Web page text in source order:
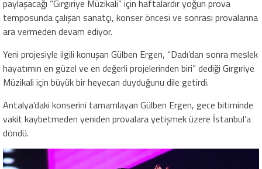
paylaşacağı “Gırgıriye Müzikali” için haftalardır yoğun prova
temposunda çalışan sanatçı, konser öncesi ve sonrası provalarına
ara vermeden devam ediyor.
Yeni projesiyle ilgili konuşan Gülben Ergen, “Dadı’dan sonra meslek
hayatımın en güzel ve en değerli projelerinden biri” dediği Gırgıriye
Müzikali için büyük bir heyecan duyduğunu dile getirdi.
Antalya’daki konserini tamamlayan Gülben Ergen, gece bitiminde
vakit kaybetmeden yeniden provalara yetişmek üzere İstanbul’a
döndü.